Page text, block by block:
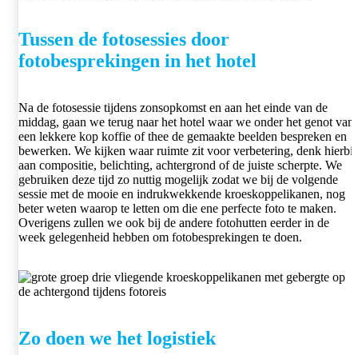
Tussen de fotosessies door
fotobesprekingen in het hotel
Na de fotosessie tijdens zonsopkomst en aan het einde van de
middag, gaan we terug naar het hotel waar we onder het genot van
een lekkere kop koffie of thee de gemaakte beelden bespreken en
bewerken. We kijken waar ruimte zit voor verbetering, denk hierbij
aan compositie, belichting, achtergrond of de juiste scherpte. We
gebruiken deze tijd zo nuttig mogelijk zodat we bij de volgende
sessie met de mooie en indrukwekkende kroeskoppelikanen, nog
beter weten waarop te letten om die ene perfecte foto te maken.
Overigens zullen we ook bij de andere fotohutten eerder in de
week gelegenheid hebben om fotobesprekingen te doen.
Zo doen we het logistiek